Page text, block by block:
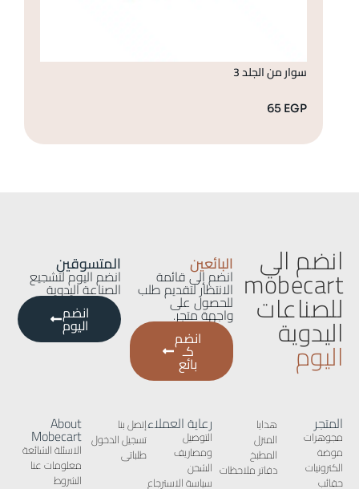
سوار من الجلد 3
65 EGP
انضم الي
mobecart
للصناعات
اليدوية
اليوم
البائعين
انضم إلى قائمة
الانتظار لتقديم طلب
للحصول على
واجهة متجر.
انضم
كـ
بائع
المتسوقين
انضم اليوم لتشجيع
الصناعة اليدوية
انضم
اليوم
المتجر
مجوهرات
موضة
الكترونيات
حقائب
هدايا
المنزل
المطبخ
دفاتر ملاحظات
رعاية العملاء
التوصيل
ومصاريف
الشحن
سياسة الاسترجاع
إتصل بنا
تسجيل الدخول
طلباتى
About
Mobecart
الاسئلة الشائعة
معلومات عنا
الشروط